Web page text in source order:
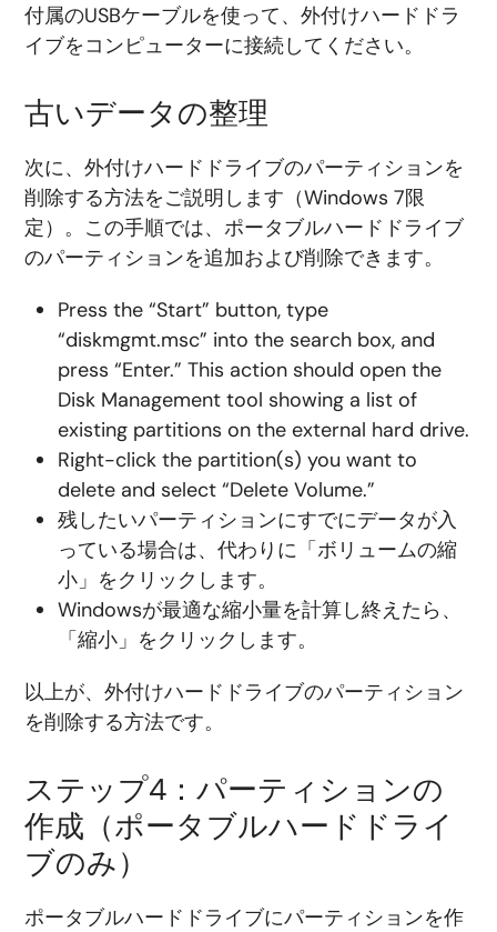
付属のUSBケーブルを使って、外付けハードドラ
イブをコンピューターに接続してください。
古いデータの整理
次に、外付けハードドライブのパーティションを
削除する方法をご説明します（Windows 7限
定）。この手順では、ポータブルハードドライブ
のパーティションを追加および削除できます。
Press the “Start” button, type
“diskmgmt.msc” into the search box, and
press “Enter.” This action should open the
Disk Management tool showing a list of
existing partitions on the external hard drive.
Right-click the partition(s) you want to
delete and select “Delete Volume.”
残したいパーティションにすでにデータが入
っている場合は、代わりに「ボリュームの縮
小」をクリックします。
Windowsが最適な縮小量を計算し終えたら、
「縮小」をクリックします。
以上が、外付けハードドライブのパーティション
を削除する方法です。
ステップ4：パーティションの
作成（ポータブルハードドライ
ブのみ）
ポータブルハードドライブにパーティションを作